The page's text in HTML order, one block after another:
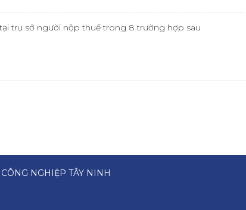
tại trụ sở người nộp thuế trong 8 trường hợp sau
NGHIỆP TÂY NINH